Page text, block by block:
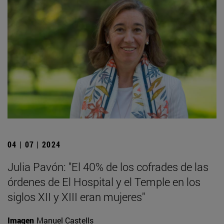
04 | 07 | 2024
Julia Pavón: "El 40% de los cofrades de las
órdenes de El Hospital y el Temple en los
siglos XII y XIII eran mujeres"
Imagen Manuel Castells